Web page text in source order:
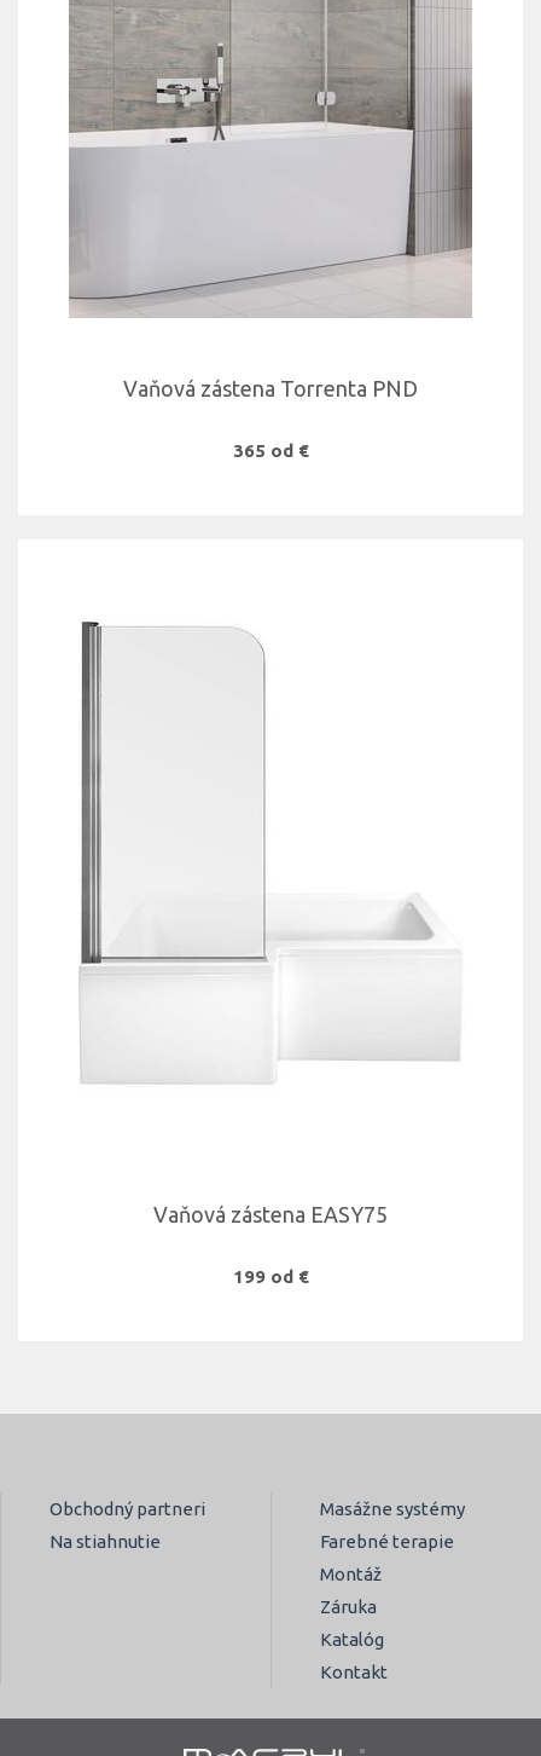
Vaňová zástena Torrenta PND
365 od €
Vaňová zástena EASY75
199 od €
Obchodný partneri
Na stiahnutie
Masážne systémy
Farebné terapie
Montáž
Záruka
Katalóg
Kontakt